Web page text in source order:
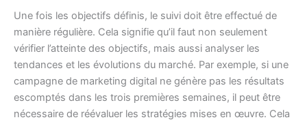
Une fois les objectifs définis, le suivi doit être effectué de
manière régulière. Cela signifie qu’il faut non seulement
vérifier l’atteinte des objectifs, mais aussi analyser les
tendances et les évolutions du marché. Par exemple, si une
campagne de marketing digital ne génère pas les résultats
escomptés dans les trois premières semaines, il peut être
nécessaire de réévaluer les stratégies mises en œuvre. Cela